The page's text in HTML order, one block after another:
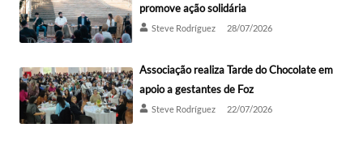
promove ação solidária
Steve Rodríguez 28/07/2026
Associação realiza Tarde do Chocolate em
apoio a gestantes de Foz
Steve Rodríguez 22/07/2026